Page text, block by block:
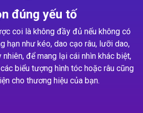
đúng yếu tố
coi là không đầy đủ nếu không có
hạn như kéo, dao cạo râu, lưỡi dao,
nhiên, để mang lại cái nhìn khác biệt,
biểu tượng hình tóc hoặc râu cũng
cho thương hiệu của bạn.